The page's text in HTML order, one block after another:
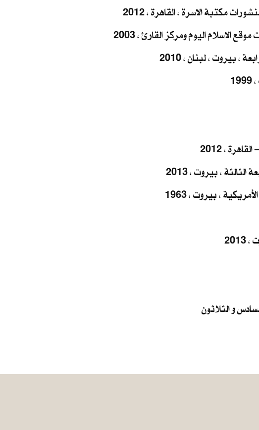
مكتبة الاسرة ، القاهرة ، 2012
الاسلام اليوم ومركز القارئ ، 2003
، بيروت ، لبنان ، 2010
، 2012
، بيروت ، 2013
، بيروت ، 1963
و الثلاثون